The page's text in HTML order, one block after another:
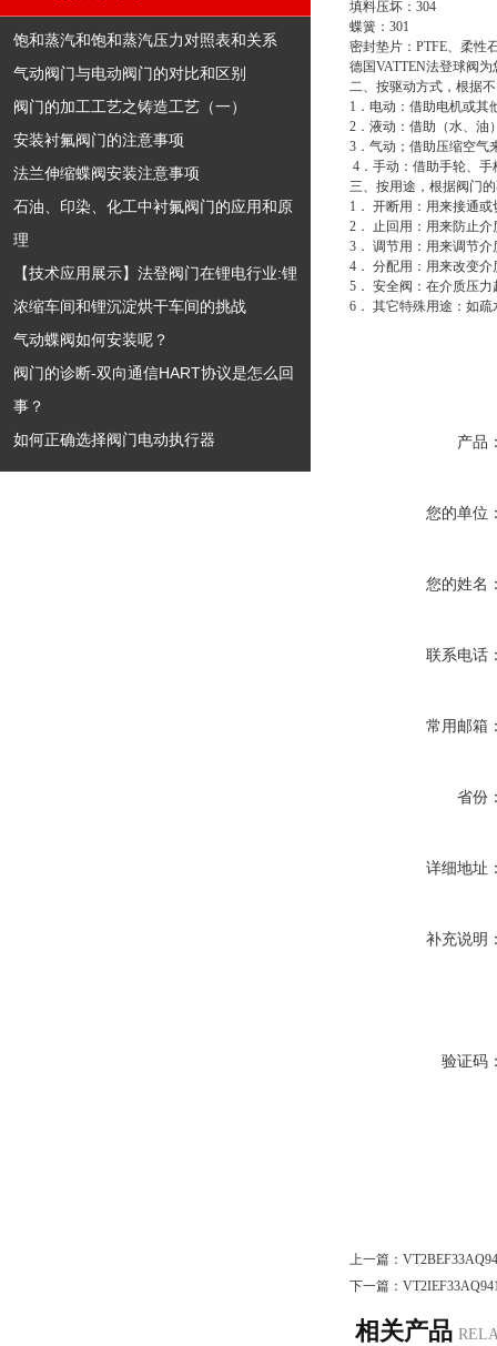
饱和蒸汽和饱和蒸汽压力对照表和关系
气动阀门与电动阀门的对比和区别
阀门的加工工艺之铸造工艺（一）
安装衬氟阀门的注意事项
法兰伸缩蝶阀安装注意事项
石油、印染、化工中衬氟阀门的应用和原
理
【技术应用展示】法登阀门在锂电行业:锂
浓缩车间和锂沉淀烘干车间的挑战
气动蝶阀如何安装呢？
阀门的诊断-双向通信HART协议是怎么回
事？
如何正确选择阀门电动执行器
填料压坏：304
蝶簧：301
密封垫片：PTFE、柔性
德国VATTEN法登球阀
二、按驱动方式，根据
1．电动：借助电机或其
2．液动：借助（水、油
3．气动；借助压缩空气
4．手动：借助手轮、
三、按用途，根据阀门
1． 开断用：用来接通
2． 止回用：用来防止
3． 调节用：用来调节
4． 分配用：用来改变
5． 安全阀：在介质压
6． 其它特殊用途：如
产品
您的单位
您的姓名
联系电话
常用邮箱
省份
详细地址
补充说明
验证码
上一篇：
下一篇：
相关产品